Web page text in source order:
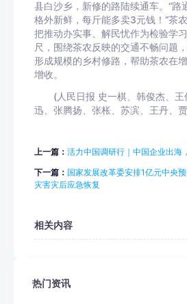
县白沙乡，新修的路陆续通车。“路
格外新鲜，每斤能多卖3元钱！”茶
把推动办实事、解民忧作为检验学
尺，围绕茶农反映的交通不畅问题
形成规模的乡村修路，帮助茶农在
增收。
(人民日报 史一棋、韩俊杰、王
迅、张腾扬、张枨、苏滨、王丹、
上一篇： 活力中国调研行｜中国企业出海
下一篇： 国家发展改革委安排1亿元中央
灾害灾后应急恢复
相关内容
热门资讯